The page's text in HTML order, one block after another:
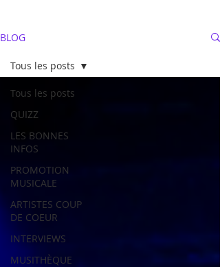
BLOG
Tous les posts
QUIZZ
LES BONNES
INFOS
PROMOTION
MUSICALE
ARTISTES COUP
DE COEUR
INTERVIEWS
MUSITHÈQUE
Tous les posts